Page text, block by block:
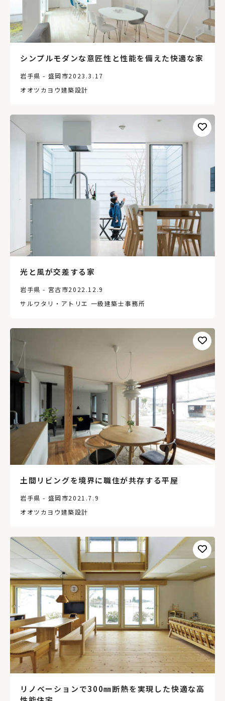
シンプルモダンな意匠性と性能を備えた快適な家
岩手県 - 盛岡市2023.3.17
オオツカヨウ建築設計
光と風が交差する家
岩手県 - 宮古市2022.12.9
サルワタリ・アトリエ 一級建築士事務所
土間リビングを境界に職住が共存する平屋
岩手県 - 盛岡市2021.7.9
オオツカヨウ建築設計
リノベーションで300㎜断熱を実現した快適な高